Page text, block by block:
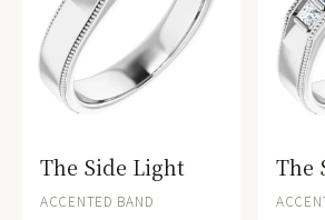
The Side Light
ACCENTED BAND
The